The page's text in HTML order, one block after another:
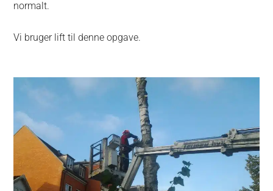
normalt.
Vi bruger lift til denne opgave.